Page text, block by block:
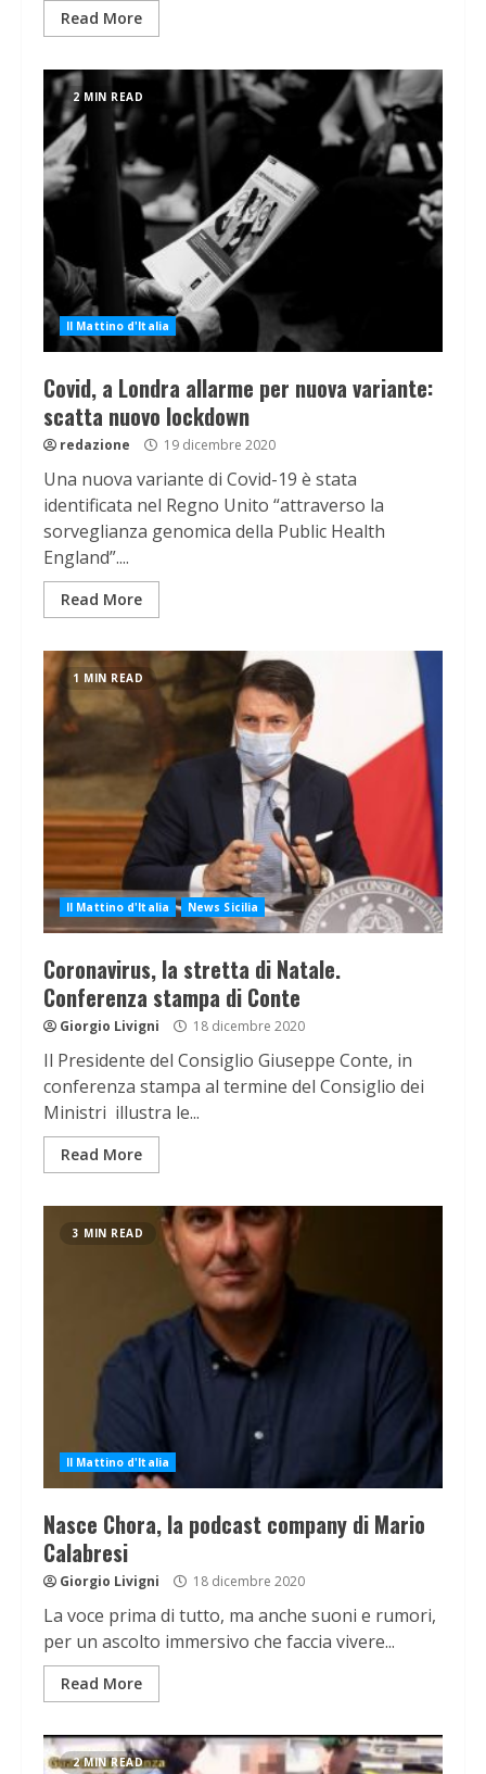
Read More
2 MIN READ
Il Mattino d'Italia
Covid, a Londra allarme per nuova variante:
scatta nuovo lockdown
redazione 19 dicembre 2020
Una nuova variante di Covid-19 è stata
identificata nel Regno Unito “attraverso la
sorveglianza genomica della Public Health
England”....
Read More
1 MIN READ
Il Mattino d'Italia News Sicilia
Coronavirus, la stretta di Natale.
Conferenza stampa di Conte
Giorgio Livigni 18 dicembre 2020
Il Presidente del Consiglio Giuseppe Conte, in
conferenza stampa al termine del Consiglio dei
Ministri illustra le...
Read More
3 MIN READ
Il Mattino d'Italia
Nasce Chora, la podcast company di Mario
Calabresi
Giorgio Livigni 18 dicembre 2020
La voce prima di tutto, ma anche suoni e rumori,
per un ascolto immersivo che faccia vivere...
Read More
2 MIN READ